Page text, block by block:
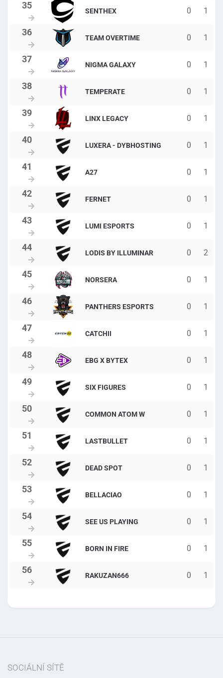
SENTHEX 0 1
TEAM OVERTIME 0 1
NIGMA GALAXY 0 1
TEMPERATE 0 1
LINX LEGACY 0 1
LUXERA - DYBHOSTING 0 1
A27 0 1
FERNET 0 1
LUMI ESPORTS 0 1
LODIS BY ILLUMINAR 0 2
NORSERA 0 1
PANTHERS ESPORTS 0 1
CATCHII 0 1
EBG X BYTEX 0 1
SIX FIGURES 0 1
COMMON ATOM W 0 1
LASTBULLET 0 1
DEAD SPOT 0 1
BELLACIAO 0 1
SEE US PLAYING 0 1
BORN IN FIRE 0 1
RAKUZAN666 0 1
SOCIÁLNÍ SÍTĚ